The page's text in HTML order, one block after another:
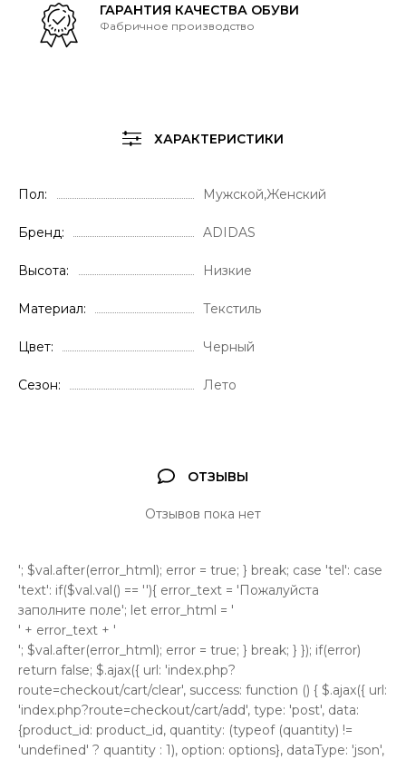
ГАРАНТИЯ КАЧЕСТВА ОБУВИ
Фабричное производство
ХАРАКТЕРИСТИКИ
Пол Мужской,Женский
Бренд ADIDAS
Высота Низкие
Материал Текстиль
Цвет Черный
Сезон Лето
ОТЗЫВЫ
Отзывов пока нет
'; $val.after(error_html); error = true; } break; case 'tel': case
'text': if($val.val() == ''){ error_text = 'Пожалуйста
заполните поле'; let error_html = '
' + error_text + '
'; $val.after(error_html); error = true; } break; } }); if(error)
return false; $.ajax({ url: 'index.php?
route=checkout/cart/clear', success: function () { $.ajax({ url:
'index.php?route=checkout/cart/add', type: 'post', data:
{product_id: product_id, quantity: (typeof (quantity) !=
'undefined' ? quantity : 1), option: options}, dataType: 'json',